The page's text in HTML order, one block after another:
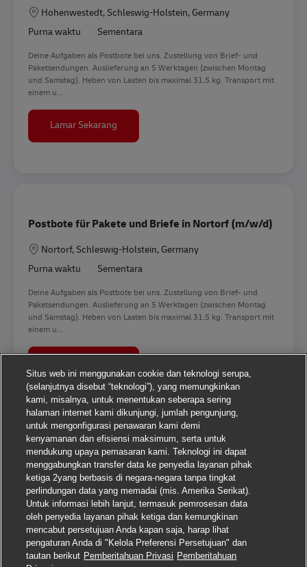
LokasiHohenwestedt, Schleswig-Holstein, Germany
Purna waktu
Sementara
Deine Aufgaben als Postbote bei uns. Zustellung von Brief- und
Paketsendungen. Auslieferung an 5 Werktagen (zwischen Montag
und Samstag). Heben von Lasten bis maximal 31,5 kg. Transport mit
einem u...
Lamar Sekarang
Postbote für Pakete und Briefe in Nortorf (m/w/d)
LokasiNortorf, Schleswig-Holstein, Germany
Purna waktu
Sementara
Deine Aufgaben als Postbote bei uns. Zustellung von Brief- und
Paketsendungen. Auslieferung an 5 Werktagen (zwischen Montag
und Samstag). Heben von Lasten bis maximal 31,5 kg. Transport mit
einem u...
1 2 3 4 5 6 7 8 9
Situs web ini menggunakan cookie dan teknologi serupa,
(selanjutnya disebut “teknologi”), yang memungkinkan
kami, misalnya, untuk menentukan seberapa sering
halaman internet kami dikunjungi, jumlah pengunjung,
untuk mengonfigurasi penawaran kami demi
kenyamanan dan efisiensi maksimum, serta untuk
mendukung upaya pemasaran kami. Teknologi ini dapat
menggabungkan transfer data ke penyedia layanan pihak
ketiga 2yang berbasis di negara-negara tanpa tingkat
perlindungan data yang memadai (mis. Amerika Serikat).
Untuk informasi lebih lanjut, termasuk pemrosesan data
oleh penyedia layanan pihak ketiga dan kemungkinan
mencabut persetujuan Anda kapan saja, harap lihat
pengaturan Anda di "Kelola Preferensi Persetujuan" dan
tautan berikut Pemberitahuan Privasi Pemberitahuan